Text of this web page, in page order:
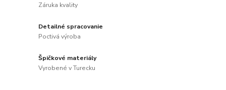
Záruka kvality
Detailné spracovanie
Poctivá výroba
Špičkové materiály
Vyrobené v Turecku